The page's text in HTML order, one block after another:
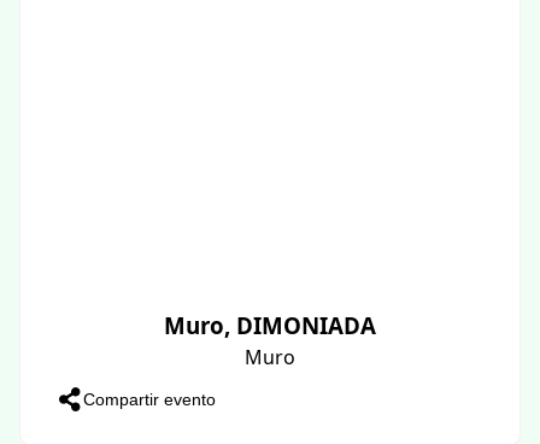
Muro, DIMONIADA
Muro
Compartir evento